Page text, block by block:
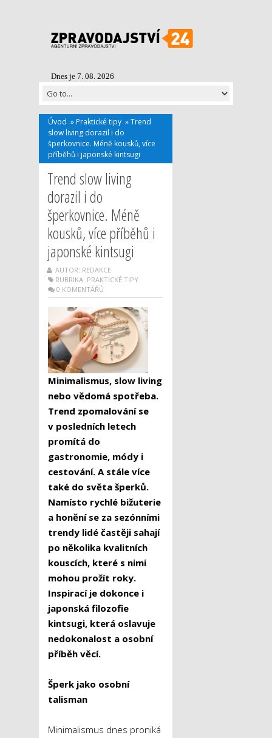
Dnes je 7. 08. 2026
Úvod » Praktické tipy »Trend
slow living dorazil i do
šperkovnice. Méně kousků, více
příběhů i japonské kintsugi
Trend slow living
dorazil i do
šperkovnice. Méně
kousků, více příběhů i
japonské kintsugi
AUTOR: REDAKCE
RUBRIKA: PRAKTICKÉ TIPY
0 KOMENTÁŘŮ
Minimalismus, slow living
nebo vědomá spotřeba.
Trend zpomalování se
v posledních letech
promítá do
gastronomie, módy i
cestování. A stále více
také do světa šperků.
Namísto rychlé bižuterie
a honění se za sezónními
trendy lidé častěji sahají
po několika kvalitních
kouscích, které s nimi
mohou prožít roky.
Inspirací je dokonce i
japonská filozofie
kintsugi, která oslavuje
nedokonalost a osobní
příběh věcí.
Šperk jako osobní
talisman
Minimalismus dnes proniká